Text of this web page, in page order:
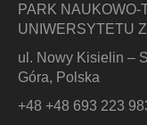
PARK
UNIWERSYTETU
ul. Nowy Kisielin –
Góra, Polska
+48 +48 693 223